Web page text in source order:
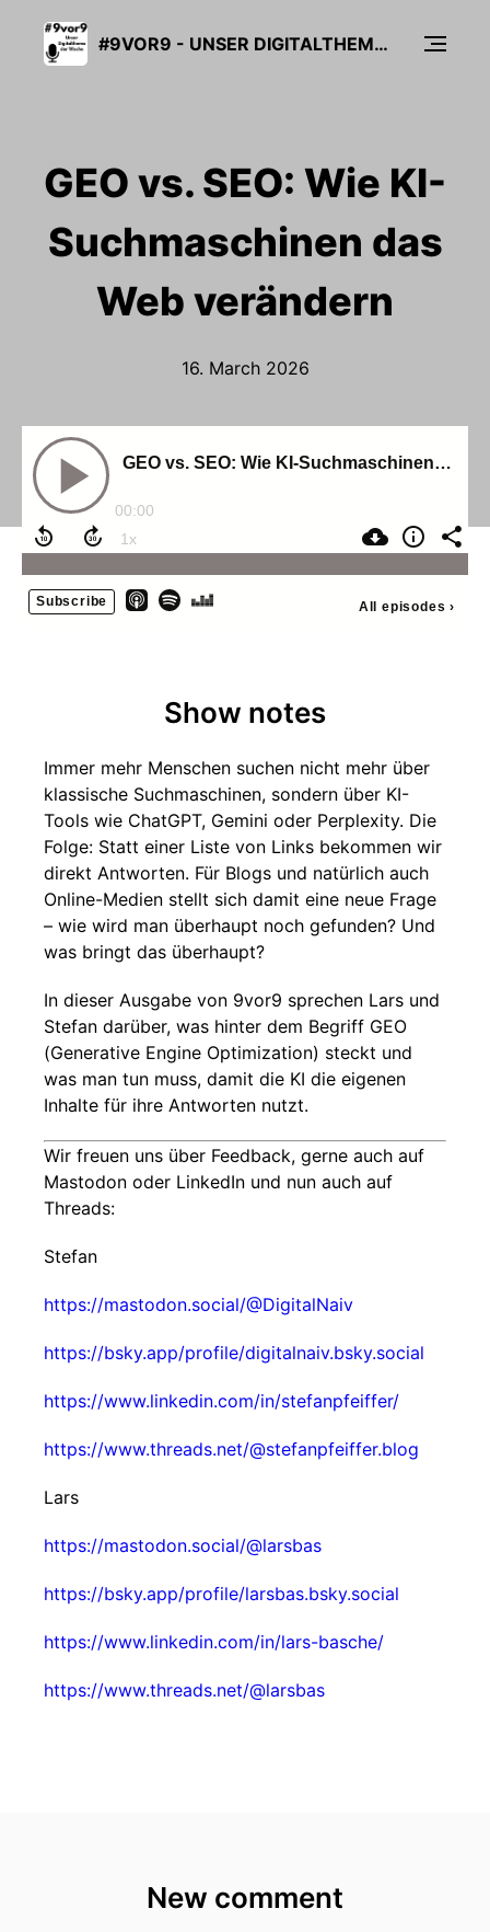
#9VOR9 - UNSER DIGITALTHEMA DER WOCHE
GEO vs. SEO: Wie KI-
Suchmaschinen das
Web verändern
16. March 2026
GEO vs. SEO: Wie KI-Suchmaschinen das Web verändern
00:00
Subscribe All episodes ›
Show notes
Immer mehr Menschen suchen nicht mehr über
klassische Suchmaschinen, sondern über KI-
Tools wie ChatGPT, Gemini oder Perplexity. Die
Folge: Statt einer Liste von Links bekommen wir
direkt Antworten. Für Blogs und natürlich auch
Online-Medien stellt sich damit eine neue Frage
– wie wird man überhaupt noch gefunden? Und
was bringt das überhaupt?
In dieser Ausgabe von 9vor9 sprechen Lars und
Stefan darüber, was hinter dem Begriff GEO
(Generative Engine Optimization) steckt und
was man tun muss, damit die KI die eigenen
Inhalte für ihre Antworten nutzt.
Wir freuen uns über Feedback, gerne auch auf
Mastodon oder LinkedIn und nun auch auf
Threads:
Stefan
https://mastodon.social/@DigitalNaiv
https://bsky.app/profile/digitalnaiv.bsky.social
https://www.linkedin.com/in/stefanpfeiffer/
https://www.threads.net/@stefanpfeiffer.blog
Lars
https://mastodon.social/@larsbas
https://bsky.app/profile/larsbas.bsky.social
https://www.linkedin.com/in/lars-basche/
https://www.threads.net/@larsbas
New comment